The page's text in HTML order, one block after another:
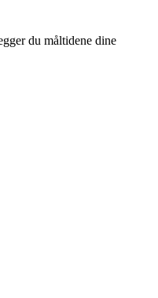
du måltidene dine